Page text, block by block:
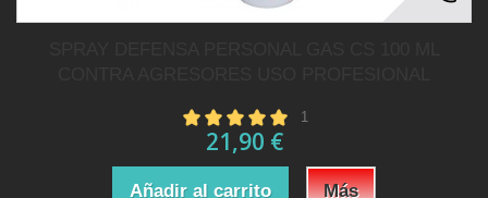
1
21,90 €
Añadir al carrito Más